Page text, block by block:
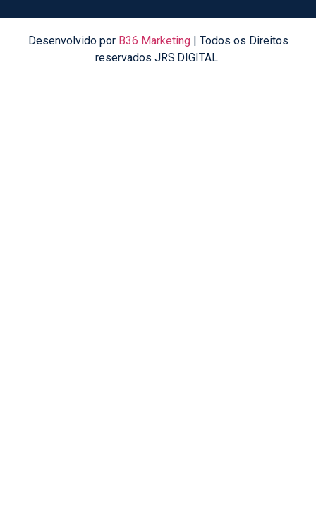
Desenvolvido por B36 Marketing| Todos os Direitos
reservados JRS.DIGITAL